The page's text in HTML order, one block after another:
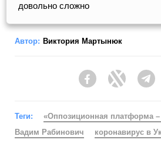
довольно сложно
Автор: Виктория Мартынюк
FacebookTwitter
Теги:
«Оппозиционная платформа –
Вадим Рабинович
коронавирус в